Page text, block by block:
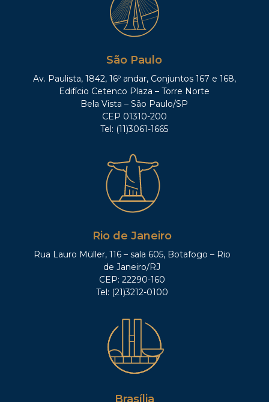
São Paulo
Av. Paulista, 1842, 16º andar, Conjuntos 167 e 168,
Edifício Cetenco Plaza – Torre Norte
Bela Vista – São Paulo/SP
CEP 01310-200
Tel: (11)3061-1665
Rio de Janeiro
Rua Lauro Müller, 116 – sala 605, Botafogo – Rio
de Janeiro/RJ
CEP: 22290-160
Tel: (21)3212-0100
Brasília